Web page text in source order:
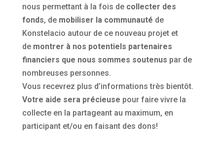
nous permettant à la fois de collecter des
fonds, de mobiliser la communauté de
Konstelacio autour de ce nouveau projet et
de montrer à nos potentiels partenaires
financiers que nous sommes soutenus par de
nombreuses personnes.
Vous recevrez plus d’informations très bientôt.
Votre aide sera précieuse pour faire vivre la
collecte en la partageant au maximum, en
participant et/ou en faisant des dons!